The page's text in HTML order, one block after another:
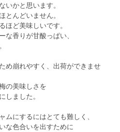
いかと思います。
とんどいません。
ほど美味しいです。
な香りが甘酸っぱい、
め崩れやすく、出荷ができませ
の美味しさを
しました。
ムにするにはとても難しく、
な色合いを出すために